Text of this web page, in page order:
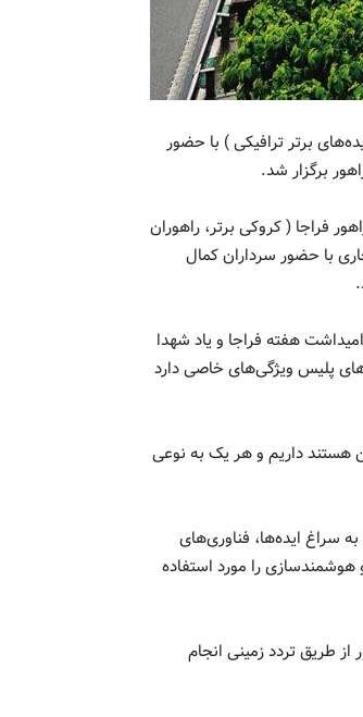
برتر ترافیکی ) با حضور
برگزار شد.
فراجا ( کروکی برتر، راهوران
با حضور سرداران کمال
هفته فراجا و یاد شهدا
پلیس ویژگی‌های خاصی دارد
راننده یا سرنشین هستند داریم و هر یک به نوعی
به سراغ ایده‌ها، فناوری‌های
را مورد استفاده
در داخل کشور از طریق تردد زمینی انجام